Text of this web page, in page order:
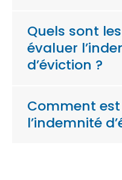
Quels sont
évaluer
d’éviction ?
Comment est
l’indemnité